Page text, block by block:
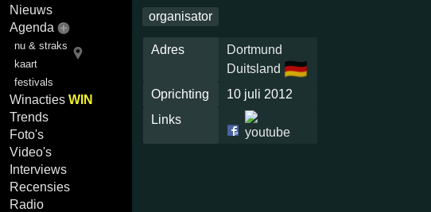
Nieuws
Agenda
nu & straks
kaart
festivals
WinactiesWIN
Trends
Foto's
Video's
Interviews
Recensies
Radio
organisator
Adres
Dortmund
Duitsland 🇩🇪
Oprichting
10 juli 2012
Links